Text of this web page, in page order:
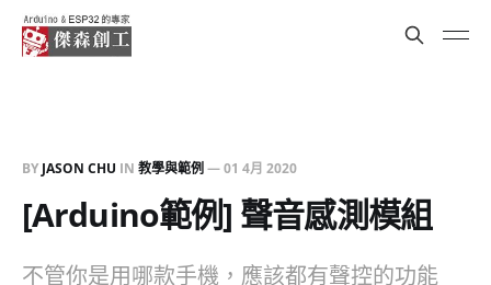
BY JASON CHU IN 教學與範例 —01 4月 2020
[Arduino範例] 聲音感測模組
不管你是用哪款手機，應該都有聲控的功能